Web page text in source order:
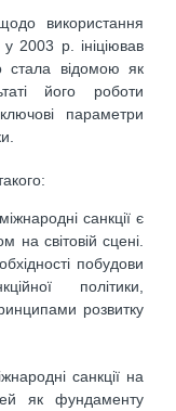
використання
2003 р. ініціював
стала відомою як
його роботи
параметри
санкції є
на світовій сцені.
побудови
політики,
розвитку
санкції на
як фундаменту